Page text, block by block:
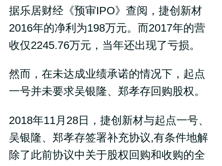
据乐居财经《预审IPO》查阅，捷创新材
2016年的净利为198万元。而2017年的营
收仅2245.76万元，当年还出现了亏损。
然而，在未达成业绩承诺的情况下，起点
一号并未要求吴银隆、郑孝存回购股权。
2018年11月28日，捷创新材与起点一号、
吴银隆、郑孝存签署补充协议,有条件地解
除了此前协议中关于股权回购和收购的全